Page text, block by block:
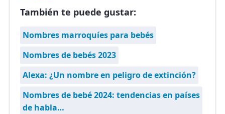
También te puede gustar:
Nombres marroquíes para bebés
Nombres de bebés 2023
Alexa: ¿Un nombre en peligro de extinción?
Nombres de bebé 2024: tendencias en países
de habla…